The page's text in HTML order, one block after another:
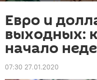
Евро и
выходных:
начало
07:30 27.01.2020